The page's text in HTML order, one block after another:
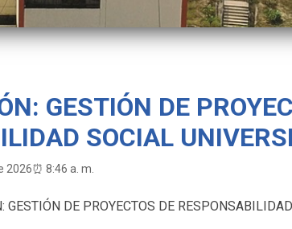
GESTIÓN DE
SOCIAL
2026⏰ 8:46 a. m.
GESTIÓN DE PROYECTOS DE